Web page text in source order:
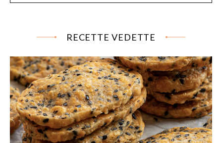
RECETTE VEDETTE